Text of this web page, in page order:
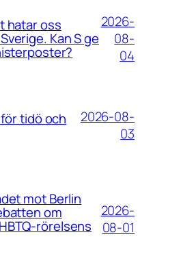
hatar oss
Kan S ge
2026-
08-
04
tidö och
2026-08-
03
mot Berlin
om
rörelsens
2026-
08-01